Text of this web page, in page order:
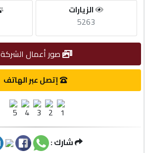
الاحصائيات
الأقسام
الزيارات
5263
صور أعمال الشركة
إتصل عبر الهاتف
شارك :